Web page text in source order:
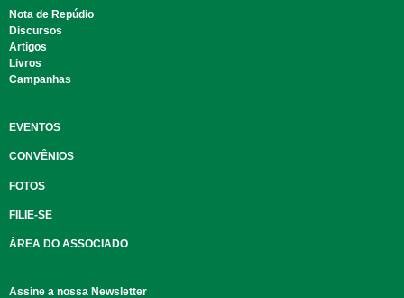
Nota de Repúdio
Discursos
Artigos
Livros
Campanhas
EVENTOS
CONVÊNIOS
FOTOS
FILIE-SE
ÁREA DO ASSOCIADO
Assine a nossa Newsletter